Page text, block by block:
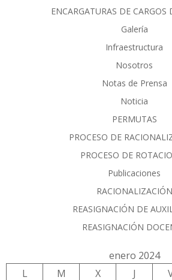
ENCARGATURAS DE CARGOS
Galería
Infraestructura
Nosotros
Notas de Prensa
Noticia
PERMUTAS
PROCESO DE
PROCESO DE
Publicaciones
RACIONALIZACIÓN
REASIGNACIÓN DE
REASIGNACIÓN
enero 2024
L
M X J